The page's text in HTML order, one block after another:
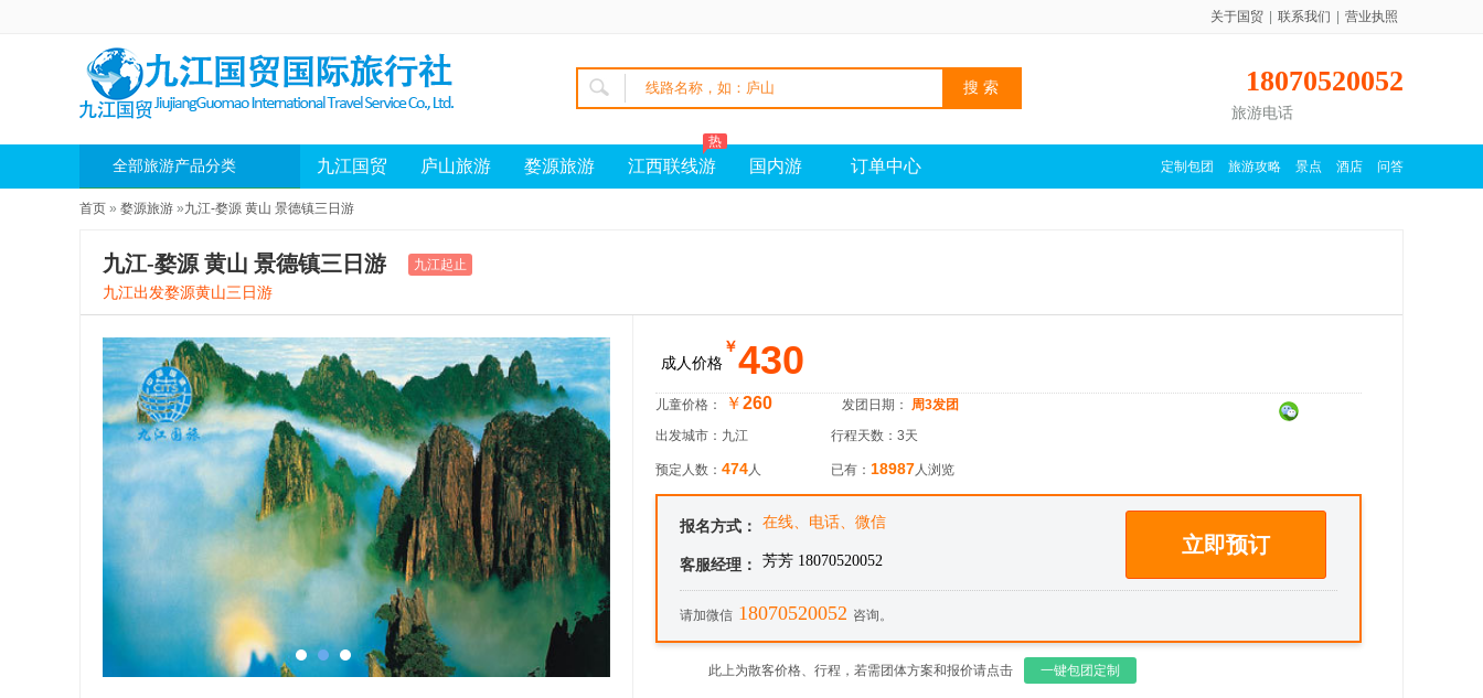
关于国贸 联系我们 营业执照
18070520052
旅游电话
全部旅游产品分类 九江国贸 庐山旅游 婺源旅游 江西联线游
热
国内游 订单中心 定制包团 旅游攻略 景点 酒店 问答
首页 » 婺源旅游 »九江-婺源 黄山 景德镇三日游
九江-婺源 黄山 景德镇三日游 九江起止
九江出发婺源黄山三日游
成人价格
￥430
儿童价格： ￥260 发团日期：
周3发团
出发城市：九江
行程天数：3天
预定人数： 474人 已有： 18987人浏览
报名方式： 在线、电话、微信
客服经理： 芳芳 18070520052
立即预订
请加微信 18070520052 咨询。
此上为散客价格、行程，若需团体方案和报价请点击 一键包团定制